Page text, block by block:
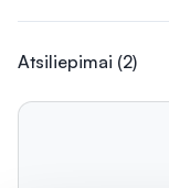
Atsiliepimai (2)